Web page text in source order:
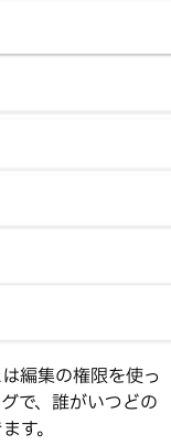
編集の権限を使っ
で、誰がいつどの
す。